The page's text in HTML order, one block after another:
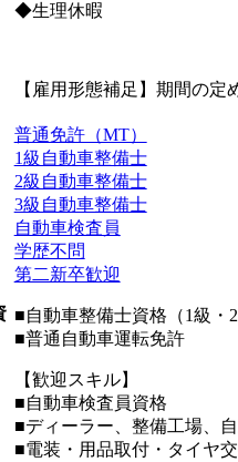
◆生理休暇
【雇用形態補足】期間の定
普通免許（MT）
1級自動車整備士
2級自動車整備士
3級自動車整備士
自動車検査員
学歴不問
第二新卒歓迎
■自動車整備士資格（1級・2
■普通自動車運転免許
【歓迎スキル】
■自動車検査員資格
■ディーラー、整備工場、
■電装・用品取付・タイヤ